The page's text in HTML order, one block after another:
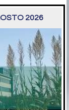
2026